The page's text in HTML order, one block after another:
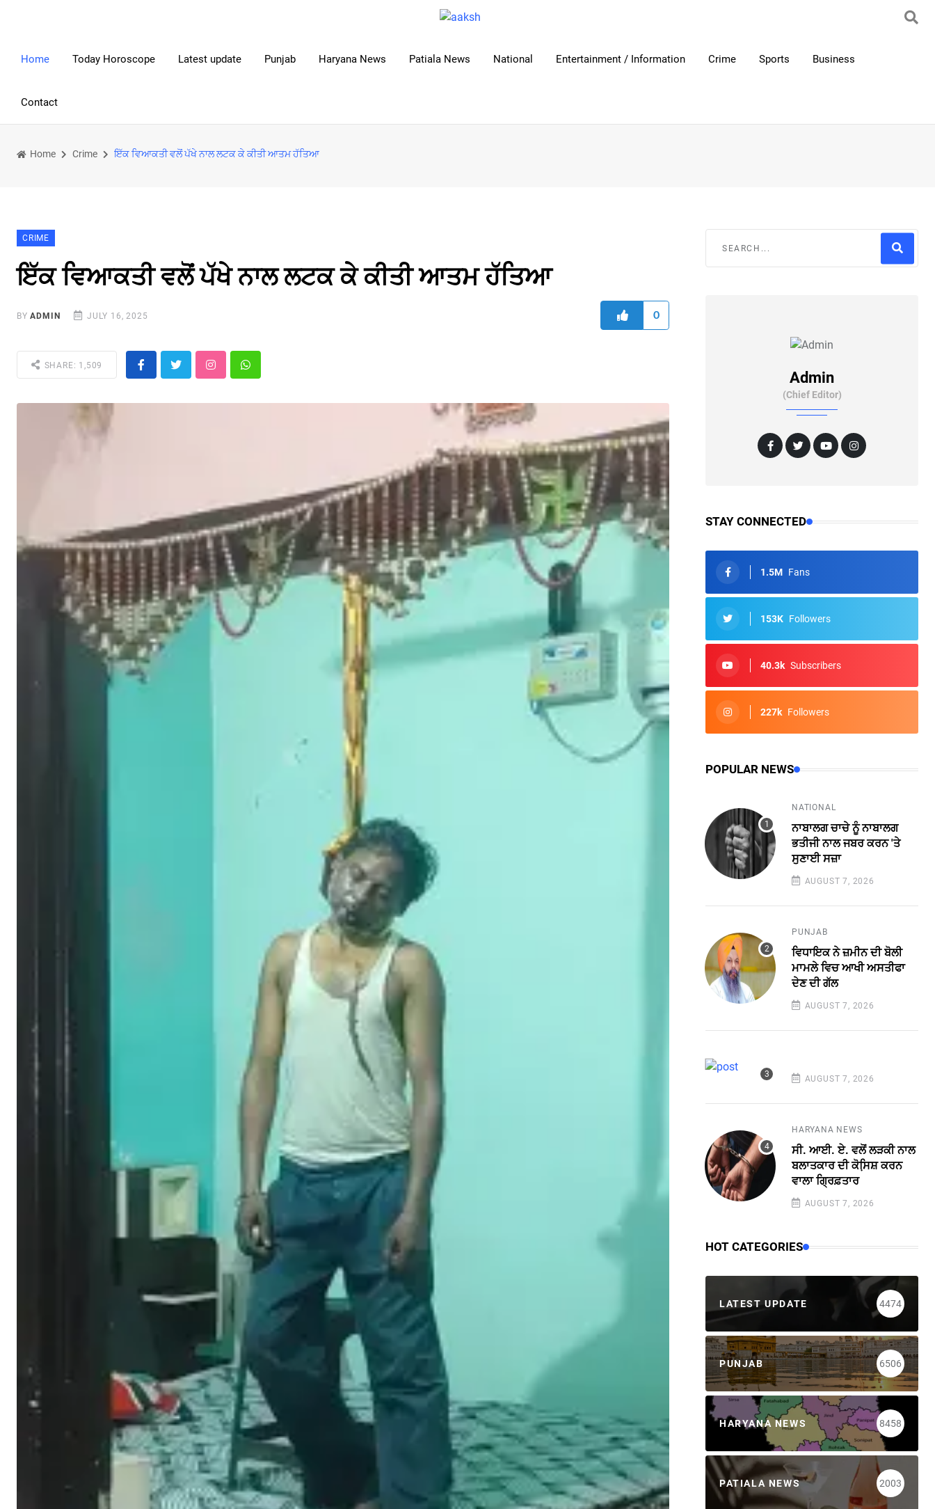
Home Today Horoscope Latest update Punjab Haryana News Patiala News National Entertainment / Information Crime Sports Business
Contact
Home Crime ਇੱਕ ਵਿਆਕਤੀ ਵਲੋਂ ਪੱਖੇ ਨਾਲ ਲਟਕ ਕੇ ਕੀਤੀ ਆਤਮ ਹੱਤਿਆ
CRIME
ਇੱਕ ਵਿਆਕਤੀ ਵਲੋਂ ਪੱਖੇ ਨਾਲ ਲਟਕ ਕੇ ਕੀਤੀ ਆਤਮ ਹੱਤਿਆ
BYADMIN JULY 16, 2025 0
SHARE: 1,509
Admin
(Chief Editor)
STAY CONNECTED
1.5M Fans
153K Followers
40.3k Subscribers
227k Followers
POPULAR NEWS
NATIONAL
ਨਾਬਾਲਗ ਚਾਚੇ ਨੂੰ ਨਾਬਾਲਗ
ਭਤੀਜੀ ਨਾਲ ਜਬਰ ਕਰਨ 'ਤੇ
ਸੁਣਾਈ ਸਜ਼ਾ
AUGUST 7, 2026
PUNJAB
ਵਿਧਾਇਕ ਨੇ ਜ਼ਮੀਨ ਦੀ ਬੋਲੀ
ਮਾਮਲੇ ਵਿਚ ਆਖੀ ਅਸਤੀਫਾ
ਦੇਣ ਦੀ ਗੱਲ
AUGUST 7, 2026
AUGUST 7, 2026
HARYANA NEWS
ਸੀ. ਆਈ. ਏ. ਵਲੋਂ ਲੜਕੀ ਨਾਲ
ਬਲਾਤਕਾਰ ਦੀ ਕੋਸਿ਼ਸ਼ ਕਰਨ
ਵਾਲਾ ਗ੍ਰਿਫ਼ਤਾਰ
AUGUST 7, 2026
HOT CATEGORIES
LATEST UPDATE 4474
PUNJAB 6506
HARYANA NEWS 8458
PATIALA NEWS 2003